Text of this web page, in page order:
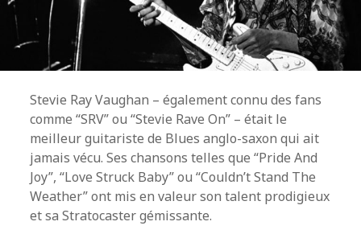
Stevie Ray Vaughan – également connu des fans
comme “SRV” ou “Stevie Rave On” – était le
meilleur guitariste de Blues anglo-saxon qui ait
jamais vécu. Ses chansons telles que “Pride And
Joy”, “Love Struck Baby” ou “Couldn’t Stand The
Weather” ont mis en valeur son talent prodigieux
et sa Stratocaster gémissante.